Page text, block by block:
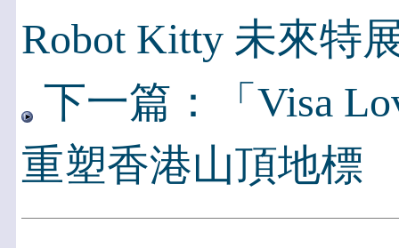
Robot Kitty 未來特
下一篇：「Visa
重塑香港山頂地標